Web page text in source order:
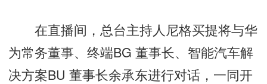
在直播间，总台主持人尼格买提将与华
为常务董事、终端BG 董事长、智能汽车解
决方案BU 董事长余承东进行对话，一同开